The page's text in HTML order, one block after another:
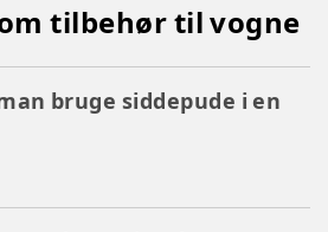
tilbehør til vogne
bruge siddepude i en